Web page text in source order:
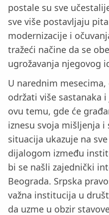
postale su sve
sve više postavljaju
modernizacije i
tražeći načine da se
ugrožavanja njegovog
U narednim mesecima,
održati više sastanaka
ovu temu, gde će
iznesu svoja mišljenja i
situacija ukazuje na
dijalogom između
bi se našli zajednički
Beograda. Srpska
važna institucija u
da uzme u obzir